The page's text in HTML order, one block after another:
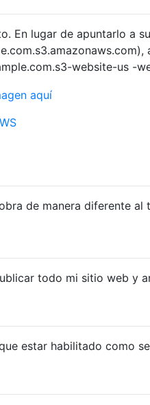
En lugar de apuntarlo a
website-us -
de manera diferente
todo mi sitio web y
estar habilitado como